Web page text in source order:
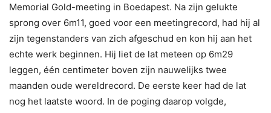
Memorial Gold-meeting in Boedapest. Na zijn gelukte
sprong over 6m11, goed voor een meetingrecord, had hij al
zijn tegenstanders van zich afgeschud en kon hij aan het
echte werk beginnen. Hij liet de lat meteen op 6m29
leggen, één centimeter boven zijn nauwelijks twee
maanden oude wereldrecord. De eerste keer had de lat
nog het laatste woord. In de poging daarop volgde,